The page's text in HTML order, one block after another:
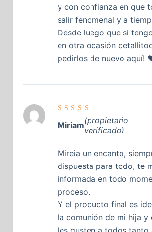
y con confianza en que
salir fenomenal y a
Desde luego que si
en otra ocasión
pedirlos de nuevo
Valorado
con5de
5
Miriam(propietario
verificado)
Mireia un encanto,
dispuesta para todo, te
informada en todo
proceso.
Y el producto final es
la comunión de mi hija y
les gusten a todos tanto